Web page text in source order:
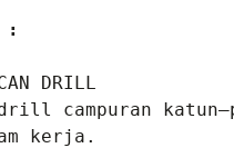
:
DRILL
campuran
kerja.